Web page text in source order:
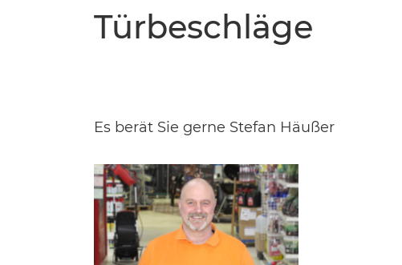
Türbeschläge
Es berät Sie gerne Stefan Häußer